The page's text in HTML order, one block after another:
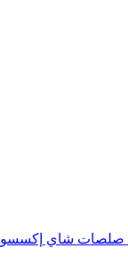
صلصات شاي